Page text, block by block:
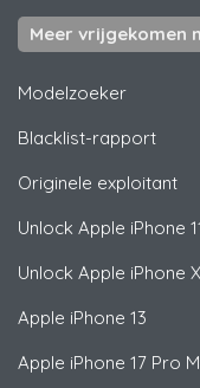
Meer vrijgekomen
Modelzoeker
Blacklist-rapport
Originele exploitant
Unlock Apple iPhone
Unlock Apple iPhone
Apple iPhone 13
Apple iPhone 17 Pro